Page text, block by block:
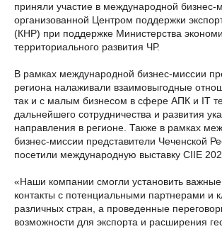
приняли участие в международной бизнес-
организованной Центром поддержки
(КНР) при поддержке Министерства
территориального развития ЧР.
В рамках международной бизнес-миссии
региона налаживали взаимовыгодные
так и с малым бизнесом в сфере АПК и IT
дальнейшего сотрудничества и развития
направления в регионе. Также в рамках
бизнес-миссии представители Чеченской
посетили международную выставку CIIE
«Наши компании смогли установить
контакты с потенциальными партнерами и
различных стран, а проведенные
возможности для экспорта и расширения